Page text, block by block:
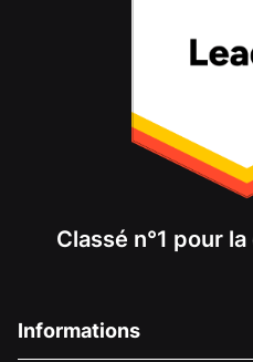
Classé n°1 pour
Informations